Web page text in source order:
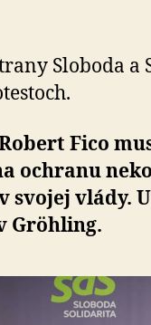
Sloboda a
Fico
ochranu
svojej vlády.
Gröhling.